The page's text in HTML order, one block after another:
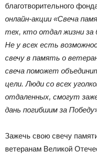
благотворительного
онлайн-акции «Свеча
тех, кто отдал жизни за
Не у всех есть
свечу в память о
свеча поможет
цели. Люди со всех
отдаленных, смогут
дань погибшим за Победу
Зажечь свою свечу
ветеранам Великой